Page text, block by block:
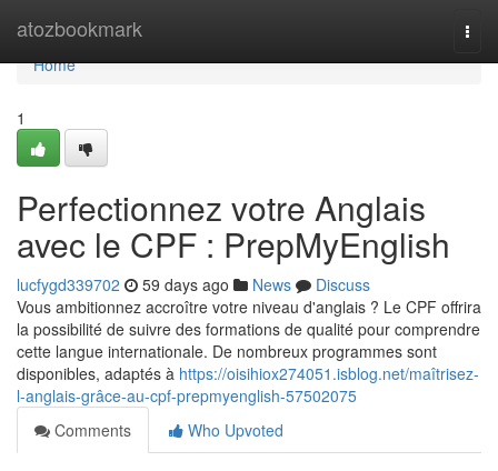
atozbookmark
Home
Home
1
Perfectionnez votre Anglais
avec le CPF : PrepMyEnglish
lucfygd339702 59 days ago News
Discuss
Vous ambitionnez accroître votre niveau d'anglais ? Le CPF offrira
la possibilité de suivre des formations de qualité pour comprendre
cette langue internationale. De nombreux programmes sont
disponibles, adaptés à https://oisihiox274051.isblog.net/maîtrisez-
l-anglais-grâce-au-cpf-prepmyenglish-57502075
Comments
Who Upvoted